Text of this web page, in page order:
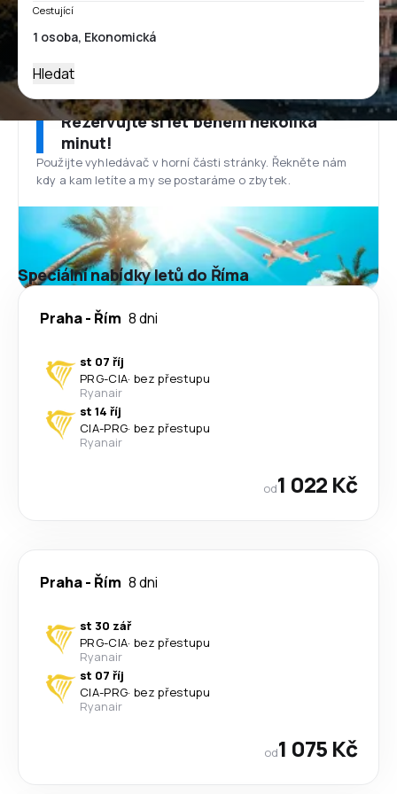
Cestující
Hledat
Rezervujte si let během několika
minut!
Použijte vyhledávač v horní části stránky. Řekněte nám
kdy a kam letíte a my se postaráme o zbytek.
Speciální nabídky letů do Říma
Praha- Řím 8 dni
st 07 říj
PRG-CIA· bez přestupu
Ryanair
st 14 říj
CIA-PRG· bez přestupu
Ryanair
od1 022 Kč
Praha- Řím 8 dni
st 30 zář
PRG-CIA· bez přestupu
Ryanair
st 07 říj
CIA-PRG· bez přestupu
Ryanair
od1 075 Kč